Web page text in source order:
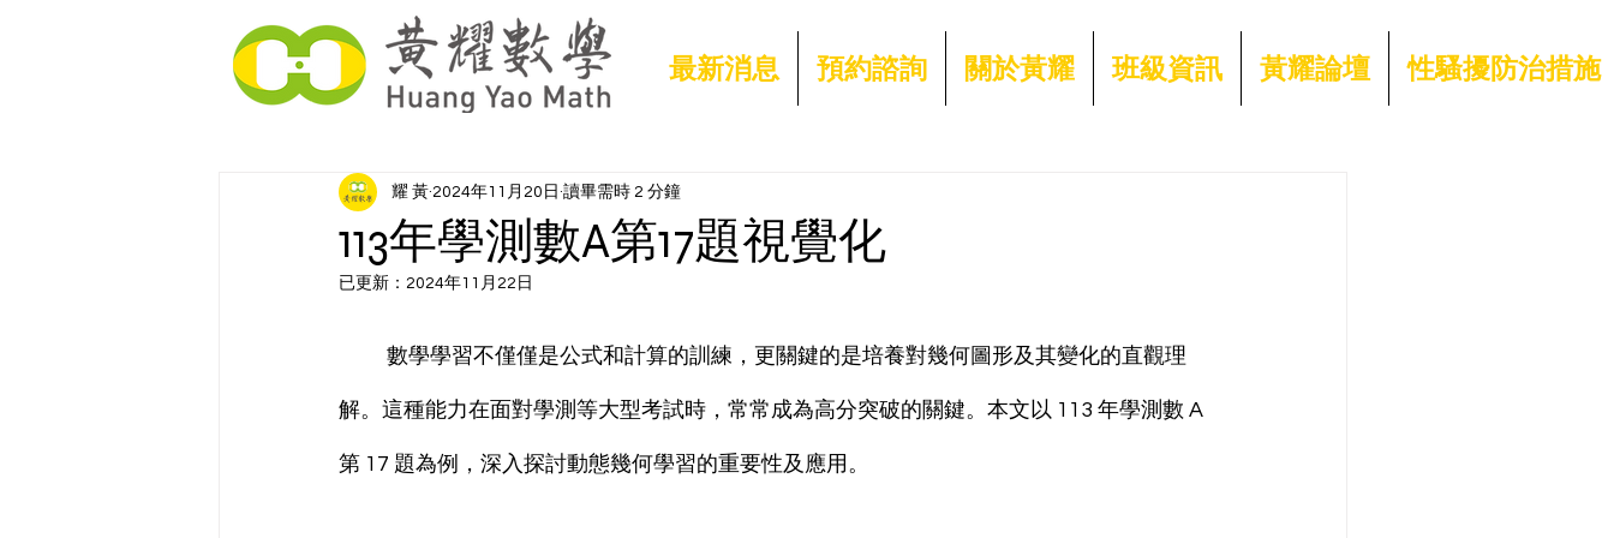
最新消息 預約諮詢 關於黃耀 班級資訊 黃耀論壇 性騷擾防治措施
113年學測數A第17題視覺化
耀 黃 2024年11月20日 讀畢需時 2 分鐘
已更新： 2024年11月22日
解。這種能力在面對學測等大型考試時，常常成為高分突破的關鍵。本文以 113 年學測數 A
第 17 題為例，深入探討動態幾何學習的重要性及應用。